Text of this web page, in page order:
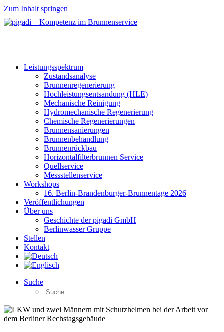
Zum Inhalt springen
Leistungsspektrum
Zustandsanalyse
Brunnenregenerierung
Hochleistungsentsandung (HLE)
Mechanische Reinigung
Hydromechanische Regenerierung
Chemische Regenerierungen
Brunnensanierungen
Brunnenbehandlung
Brunnenrückbau
Horizontalfilterbrunnen Service
Quellservice
Messstellenservice
Workshops
16. Berlin-Brandenburger-Brunnentage 2026
Veröffentlichungen
Über uns
Geschichte der pigadi GmbH
Berlinwasser Gruppe
Stellen
Kontakt
Suche